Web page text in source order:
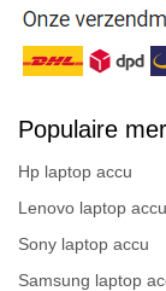
Populaire
Hp laptop accu
Lenovo laptop accu
Sony laptop accu
Samsung laptop